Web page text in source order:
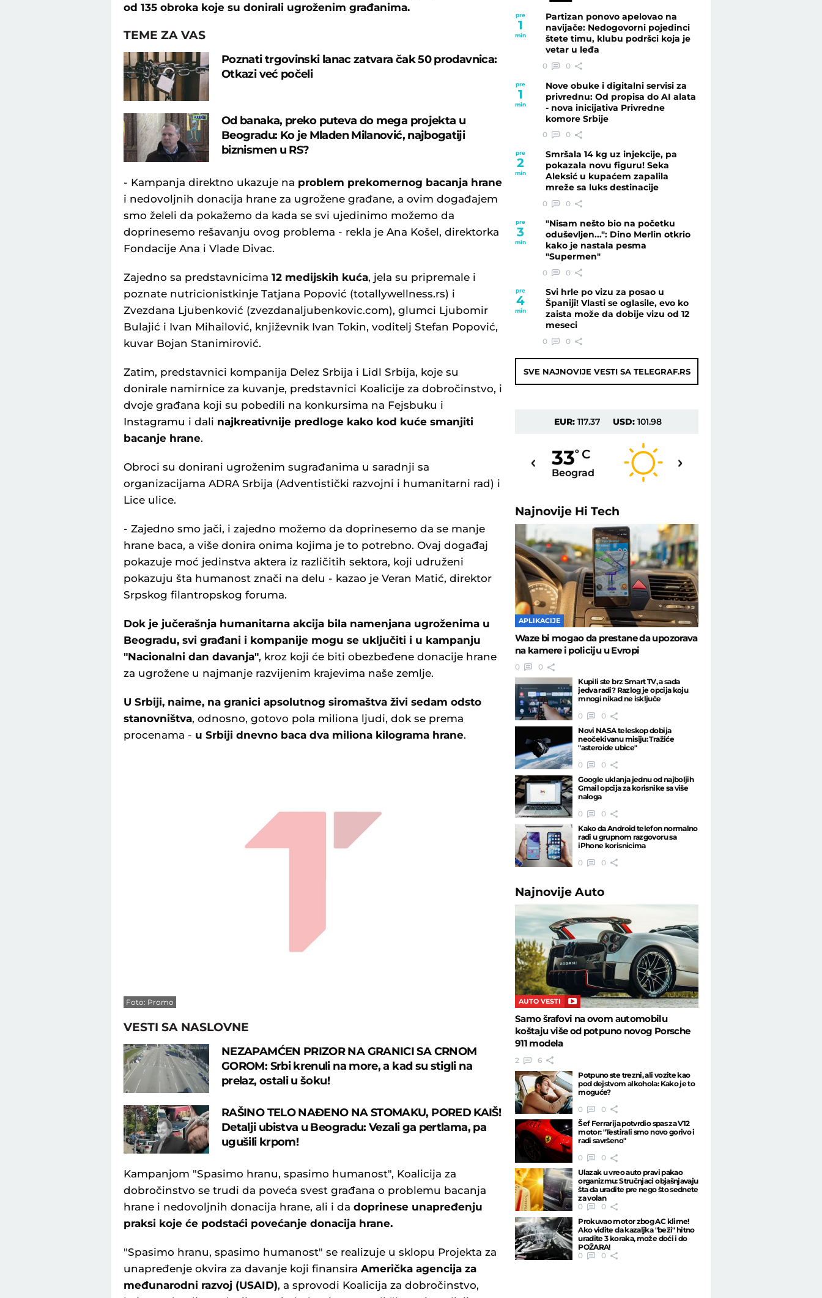
od 135 obroka koje su donirali ugroženim građanima.
TEME ZA VAS
Poznati trgovinski lanac zatvara čak 50 prodavnica:
Otkazi već počeli
Od banaka, preko puteva do mega projekta u
Beogradu: Ko je Mladen Milanović, najbogatiji
biznismen u RS?
- Kampanja direktno ukazuje na problem prekomernog bacanja hrane
i nedovoljnih donacija hrane za ugrožene građane, a ovim događajem
smo želeli da pokažemo da kada se svi ujedinimo možemo da
doprinesemo rešavanju ovog problema - rekla je Ana Košel, direktorka
Fondacije Ana i Vlade Divac.
Zajedno sa predstavnicima 12 medijskih kuća, jela su pripremale i
poznate nutricionistkinje Tatjana Popović (totallywellness.rs) i
Zvezdana Ljubenković (zvezdanaljubenkovic.com), glumci Ljubomir
Bulajić i Ivan Mihailović, književnik Ivan Tokin, voditelj Stefan Popović,
kuvar Bojan Stanimirović.
Zatim, predstavnici kompanija Delez Srbija i Lidl Srbija, koje su
donirale namirnice za kuvanje, predstavnici Koalicije za dobročinstvo, i
dvoje građana koji su pobedili na konkursima na Fejsbuku i
Instagramu i dali najkreativnije predloge kako kod kuće smanjiti
bacanje hrane.
Obroci su donirani ugroženim sugrađanima u saradnji sa
organizacijama ADRA Srbija (Adventistički razvojni i humanitarni rad) i
Lice ulice.
- Zajedno smo jači, i zajedno možemo da doprinesemo da se manje
hrane baca, a više donira onima kojima je to potrebno. Ovaj događaj
pokazuje moć jedinstva aktera iz različitih sektora, koji udruženi
pokazuju šta humanost znači na delu - kazao je Veran Matić, direktor
Srpskog filantropskog foruma.
Dok je jučerašnja humanitarna akcija bila namenjana ugroženima u
Beogradu, svi građani i kompanije mogu se uključiti i u kampanju
"Nacionalni dan davanja", kroz koji će biti obezbeđene donacije hrane
za ugrožene u najmanje razvijenim krajevima naše zemlje.
U Srbiji, naime, na granici apsolutnog siromaštva živi sedam odsto
stanovništva, odnosno, gotovo pola miliona ljudi, dok se prema
procenama - u Srbiji dnevno baca dva miliona kilograma hrane.
Foto: Promo
VESTI SA NASLOVNE
NEZAPAMĆEN PRIZOR NA GRANICI SA CRNOM
GOROM: Srbi krenuli na more, a kad su stigli na
prelaz, ostali u šoku!
RAŠINO TELO NAĐENO NA STOMAKU, PORED KAIŠ!
Detalji ubistva u Beogradu: Vezali ga pertlama, pa
ugušili krpom!
Kampanjom "Spasimo hranu, spasimo humanost", Koalicija za
dobročinstvo se trudi da poveća svest građana o problemu bacanja
hrane i nedovoljnih donacija hrane, ali i da doprinese unapređenju
praksi koje će podstaći povećanje donacija hrane.
"Spasimo hranu, spasimo humanost" se realizuje u sklopu Projekta za
unapređenje okvira za davanje koji finansira Američka agencija za
međunarodni razvoj (USAID), a sprovodi Koalicija za dobročinstvo,
pre
1
min
Partizan ponovo apelovao na
navijače: Nedogovorni pojedinci
štete timu, klubu podršci koja je
vetar u leđa
0 0
pre
1
min
Nove obuke i digitalni servisi za
privrednu: Od propisa do AI alata
- nova inicijativa Privredne
komore Srbije
0 0
pre
2
min
Smršala 14 kg uz injekcije, pa
pokazala novu figuru! Seka
Aleksić u kupaćem zapalila
mreže sa luks destinacije
0 0
pre
3
min
"Nisam nešto bio na početku
oduševljen...": Dino Merlin otkrio
kako je nastala pesma
"Supermen"
0 0
pre
4
min
Svi hrle po vizu za posao u
Španiji! Vlasti se oglasile, evo ko
zaista može da dobije vizu od 12
meseci
0 0
SVE NAJNOVIJE VESTI SA TELEGRAF.RS
EUR:117.37 USD: 101.98
Priština
33o C
Beograd
Najnovije Hi Tech
APLIKACIJE
Waze bi mogao da prestane da upozorava
na kamere i policiju u Evropi
0
0
Kupili ste brz Smart TV, a sada
jedva radi? Razlog je opcija koju
mnogi nikad ne isključe
0
0
Novi NASA teleskop dobija
neočekivanu misiju: Tražiće
"asteroide ubice"
0
0
Google uklanja jednu od najboljih
Gmail opcija za korisnike sa više
naloga
0
0
Kako da Android telefon normalno
radi u grupnom razgovoru sa
iPhone korisnicima
0
0
NajnovijeAuto
AUTO VESTI
Samo šrafovi na ovom automobilu
koštaju više od potpuno novog Porsche
911 modela
2
6
Potpuno ste trezni, ali vozite kao
pod dejstvom alkohola: Kako je to
moguće?
0
0
Šef Ferrarija potvrdio spas za V12
motor: "Testirali smo novo gorivo i
radi savršeno"
0
0
Ulazak u vreo auto pravi pakao
organizmu: Stručnjaci objašnjavaju
šta da uradite pre nego što sednete
za volan
0
0
Prokuvao motor zbog AC klime!
Ako vidite da kazaljka "beži" hitno
uradite 3 koraka, može doći i do
POŽARA!
0
0